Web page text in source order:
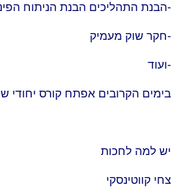
-הבנת התהליכים הבנת הניתוח
-חקר שוק מעמיק
-ועוד
בימים הקרובים אפתח קורס יחודי
יש למה לחכות
צחי קווטינסקי